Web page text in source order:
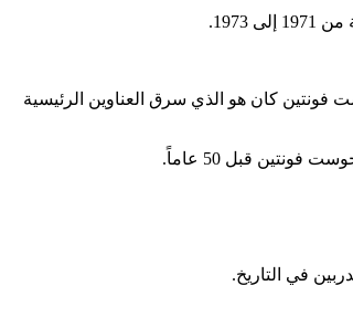
العالم، لكن الفرنسي جست فونتين كان هو الذي سرق العناوين الرئيسية